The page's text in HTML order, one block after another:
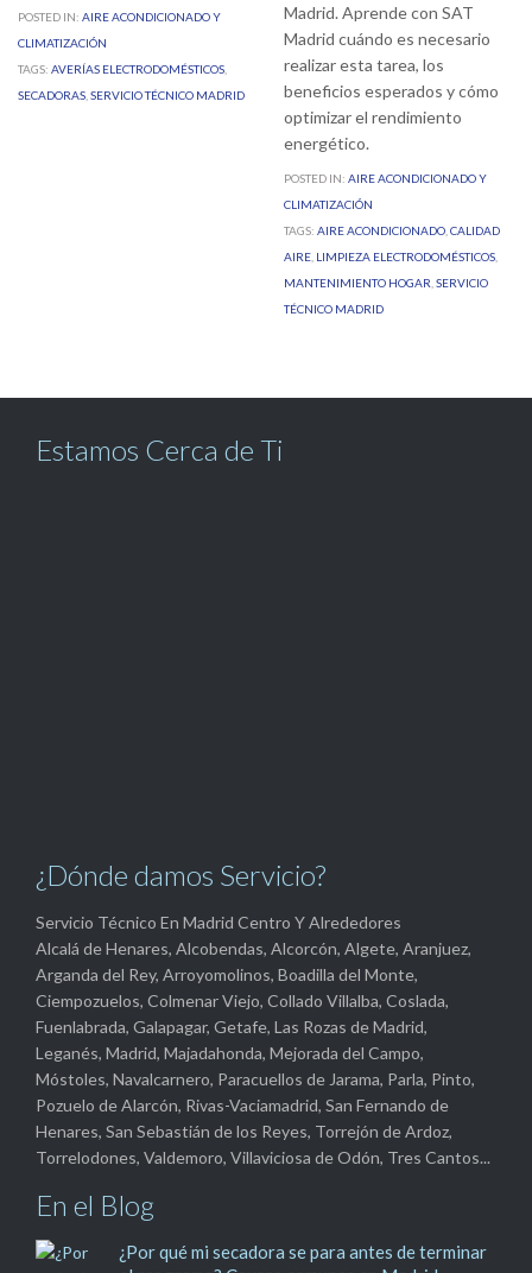
POSTED IN: AIRE ACONDICIONADO Y
CLIMATIZACIÓN
TAGS: AVERÍAS ELECTRODOMÉSTICOS
SECADORAS SERVICIO TÉCNICO MADRID
Madrid. Aprende con SAT
Madrid cuándo es necesario
realizar esta tarea, los
beneficios esperados y cómo
optimizar el rendimiento
energético.
POSTED IN: AIRE ACONDICIONADO Y
CLIMATIZACIÓN
TAGS: AIRE ACONDICIONADO CALIDAD
AIRE LIMPIEZA ELECTRODOMÉSTICOS
MANTENIMIENTO HOGAR SERVICIO
TÉCNICO MADRID
Estamos Cerca de Ti
¿Dónde damos Servicio?
Servicio Técnico En Madrid Centro Y Alrededores
Alcalá de Henares, Alcobendas, Alcorcón, Algete, Aranjuez,
Arganda del Rey, Arroyomolinos, Boadilla del Monte,
Ciempozuelos, Colmenar Viejo, Collado Villalba, Coslada,
Fuenlabrada, Galapagar, Getafe, Las Rozas de Madrid,
Leganés, Madrid, Majadahonda, Mejorada del Campo,
Móstoles, Navalcarnero, Paracuellos de Jarama, Parla, Pinto,
Pozuelo de Alarcón, Rivas-Vaciamadrid, San Fernando de
Henares, San Sebastián de los Reyes, Torrejón de Ardoz,
Torrelodones, Valdemoro, Villaviciosa de Odón, Tres Cantos...
En el Blog
¿Por qué mi secadora se para antes de terminar